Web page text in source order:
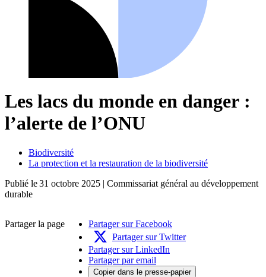
Les lacs du monde en danger :
l’alerte de l’ONU
Biodiversité
La protection et la restauration de la biodiversité
Publié le31 octobre 2025 | Commissariat général au développement
durable
Partager la page
Partager sur Facebook
Partager sur Twitter
Partager sur LinkedIn
Partager par email
Copier dans le presse-papier